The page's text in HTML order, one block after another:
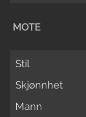
MOTE
Stil
Skjønnhet
Mann